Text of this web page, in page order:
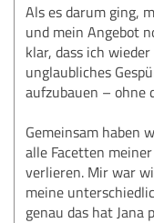
Als es darum ging,
und mein Angebot
klar, dass ich
unglaubliches
aufzubauen – ohne
Gemeinsam haben
alle Facetten
verlieren. Mir war
meine
genau das hat Jana